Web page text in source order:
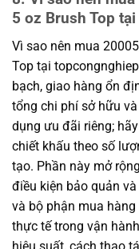
5 oz Brush Top
Vì sao nên mua
Top tại
bạch, giao hàng ổn
tổng chi phí sở hữu
dụng ưu đãi riêng;
chiết khấu theo số
tạo. Phần này mở
điều kiện bảo quản
và bộ phận mua
thực tế trong vận